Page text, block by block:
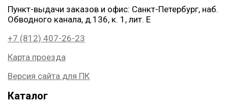
Пункт-выдачи заказов и офис: Санкт-Петербург, наб.
Обводного канала, д.136, к. 1, лит. Е
+7 (812) 407-26-23
Карта проезда
Версия сайта для ПК
Каталог